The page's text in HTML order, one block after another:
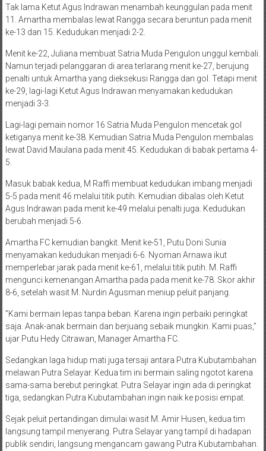
Tak lama Ketut Agus Indrawan menambah keunggulan pada menit
11. Amartha membalas lewat Rangga secara beruntun pada menit
ke-13 dan 15. Kedudukan menjadi 2-2.
Menit ke-22, Juliana membuat Satria Muda Pengulon unggul kembali.
Namun terjadi pelanggaran di area terlarang menit ke-27, berujung
penalti untuk Amartha yang dieksekusi Rangga dan gol. Tetapi menit
ke-29, lagi-lagi Ketut Agus Indrawan menyamakan kedudukan
menjadi 3-3.
Lagi-lagi pemain nomor 16 Satria Muda Pengulon mencetak gol
ketiganya menit ke-38. Kemudian Satria Muda Pengulon membalas
lewat David Maulana pada menit 45. Kedudukan di babak pertama 4-
5.
Masuk babak kedua, M Raffi membuat kedudukan imbang menjadi
5-5 pada menit 46 melalui titik putih. Kemudian dibalas oleh Ketut
Agus Indrawan pada menit ke-49 melalui penalti juga. Kedudukan
berubah menjadi 5-6.
Amartha FC kemudian bangkit. Menit ke-51, Putu Doni Sunia
menyamakan kedudukan menjadi 6-6. Nyoman Arnawa ikut
memperlebar jarak pada menit ke-61, melalui titik putih. M. Raffi
mengunci kemenangan Amartha pada pada menit ke-78. Skor akhir
8-6, setelah wasit M. Nurdin Agusman meniup peluit panjang.
”Kami bermain lepas tanpa beban. Karena ingin perbaiki peringkat
saja. Anak-anak bermain dan berjuang sebaik mungkin. Kami puas,”
ujar Putu Hedy Citrawan, Manager Amartha FC.
Sedangkan laga hidup mati juga tersaji antara Putra Kubutambahan
melawan Putra Selayar. Kedua tim ini bermain saling ngotot karena
sama-sama berebut peringkat. Putra Selayar ingin ada di peringkat
tiga, sedangkan Putra Kubutambahan ingin naik ke posisi empat.
Sejak peluit pertandingan dimulai wasit M. Amir Husen, kedua tim
langsung tampil menyerang. Putra Selayar yang tampil di hadapan
publik sendiri, langsung mengancam gawang Putra Kubutambahan.